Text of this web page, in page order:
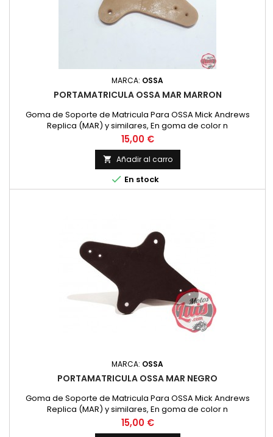
MARCA: OSSA
PORTAMATRICULA OSSA MAR MARRON
Goma de Soporte de Matricula Para OSSA Mick Andrews
Replica (MAR) y similares, En goma de color n
Precio
15,00 €
 Añadir al carro
 En stock
MARCA: OSSA
PORTAMATRICULA OSSA MAR NEGRO
Goma de Soporte de Matricula Para OSSA Mick Andrews
Replica (MAR) y similares, En goma de color n
Precio
15,00 €